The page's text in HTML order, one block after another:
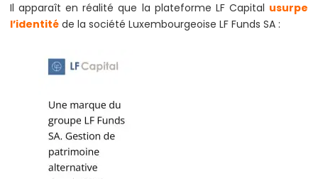
Il apparaît en réalité que la plateforme LF Capital usurpe
l’identité de la société Luxembourgeoise LF Funds SA :